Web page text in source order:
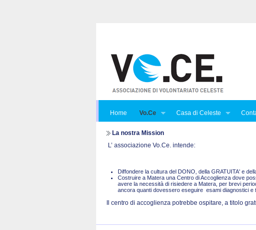
Home Vo.Ce Casa di Celeste
La nostra Mission
L’ associazione Vo.Ce. intende:
Diffondere la cultura del DONO, della GRATUITA' e
Costruire a Matera una Centro di Accoglienza dove
avere la necessità di risiedere a Matera, per brevi
ancora quanti dovessero eseguire esami diagnostici e
Il centro di accoglienza potrebbe ospitare, a titolo